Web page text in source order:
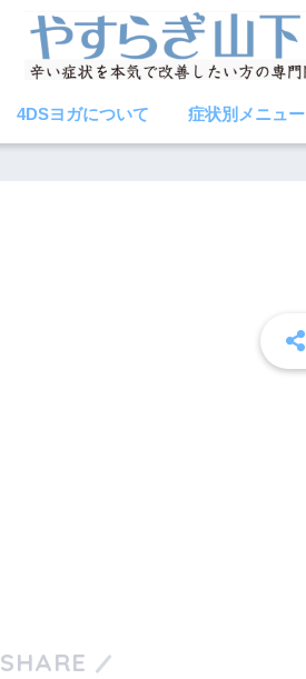
4DSヨガについて 症状別メニュー
SHARE